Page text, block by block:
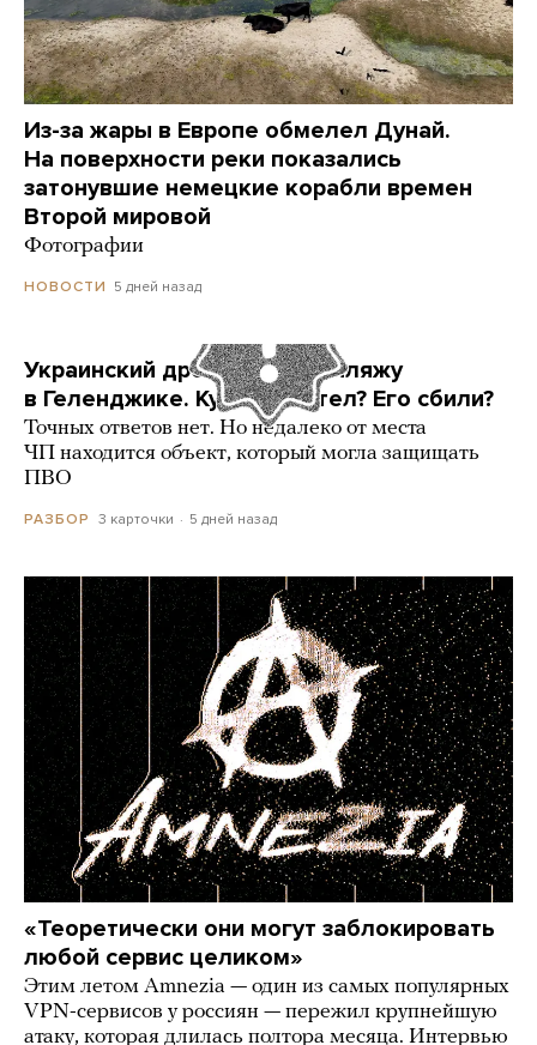
Из-за жары в Европе обмелел Дунай.
На поверхности реки показались
затонувшие немецкие корабли времен
Второй мировой
Фотографии
НОВОСТИ 5 дней назад
Украинский дрон попал по пляжу
в Геленджике. Куда он летел? Его сбили?
Точных ответов нет. Но недалеко от места
ЧП находится объект, который могла защищать
ПВО
РАЗБОР 3 карточки 5 дней назад
«Теоретически они могут заблокировать
любой сервис целиком»
Этим летом Amnezia — один из самых популярных
VPN-сервисов у россиян — пережил крупнейшую
атаку, которая длилась полтора месяца. Интервью